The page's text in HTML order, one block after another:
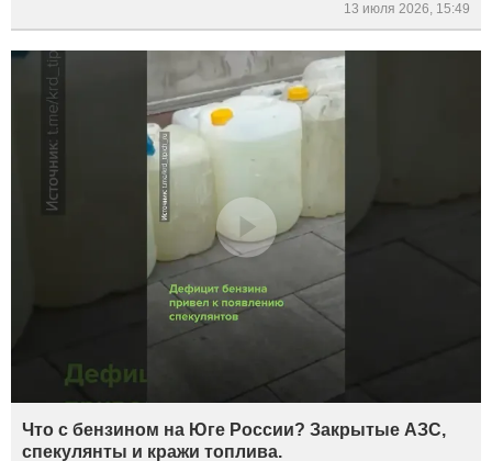
13 июля 2026, 15:49
Что с бензином на Юге России? Закрытые АЗС,
спекулянты и кражи топлива.